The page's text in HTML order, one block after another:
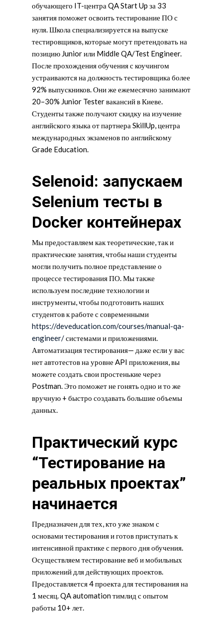
обучающего IT-центра QA Start Up за 33
занятия поможет освоить тестирование ПО с
нуля. Школа специализируется на выпуске
тестировщиков, которые могут претендовать на
позицию Junior или Middle QA/Test Engineer.
После прохождения обучения с коучингом
устраиваются на должность тестировщика более
92% выпускников. Они же ежемесячно занимают
20–30% Junior Tester вакансий в Киеве.
Студенты также получают скидку на изучение
английского языка от партнера SkillUp, центра
международных экзаменов по английскому
Grade Education.
Selenoid: запускаем
Selenium тесты в
Docker контейнерах
Мы предоставляем как теоретические, так и
практические занятия, чтобы наши студенты
могли получить полное представление о
процессе тестирования ПО. Мы также
используем последние технологии и
инструменты, чтобы подготовить наших
студентов к работе с современными
https://deveducation.com/courses/manual-qa-
engineer/системами и приложениями.
Автоматизация тестирования— даже если у вас
нет автотестов на уровне API приложения, вы
можете создать свои простенькие через
Postman. Это поможет не гонять одно и то же
вручную + быстро создавать большие объемы
данных.
Практический курс
“Тестирование на
реальных проектах”
начинается
Предназначен для тех, кто уже знаком с
основами тестирования и готов приступать к
интенсивной практике с первого дня обучения.
Осуществляем тестирование веб и мобильных
приложений для действующих проектов.
Предоставляется 4 проекта для тестирования на
1 месяц. QA automation тимлид с опытом
работы 10+ лет.